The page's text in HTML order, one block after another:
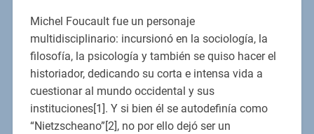
Michel Foucault fue un personaje
multidisciplinario: incursionó en la sociología, la
filosofía, la psicología y también se quiso hacer el
historiador, dedicando su corta e intensa vida a
cuestionar al mundo occidental y sus
instituciones[1]. Y si bien él se autodefinía como
“Nietzscheano”[2], no por ello dejó ser un